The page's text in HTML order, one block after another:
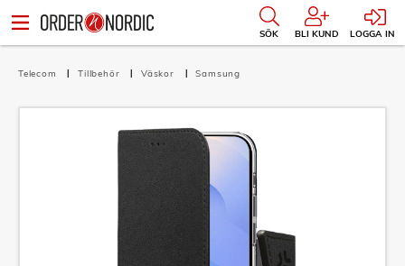
SÖK BLI KUND LOGGA IN
Telecom Tillbehör Väskor Samsung